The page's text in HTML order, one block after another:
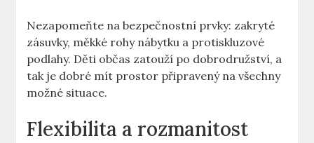
Nezapomeňte na bezpečnostní prvky: zakryté
zásuvky, měkké rohy nábytku a protiskluzové
podlahy. Děti občas zatouží po dobrodružství, a
tak je dobré mít prostor připravený na všechny
možné situace.
Flexibilita a rozmanitost